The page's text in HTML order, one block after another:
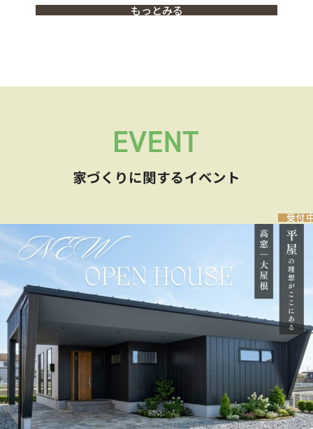
もっとみる
家づくりに関するイベント
受付